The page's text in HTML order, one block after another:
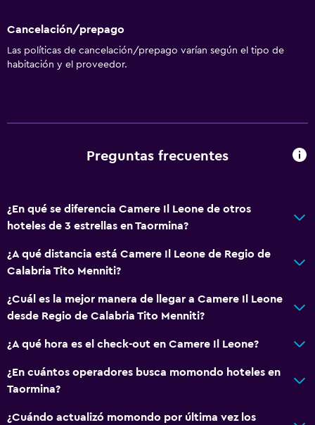
Cancelación/prepago
Las políticas de cancelación/prepago varían según el tipo de
habitación y el proveedor.
Preguntas frecuentes
¿En qué se diferencia Camere Il Leone de otros
hoteles de 3 estrellas en Taormina?
¿A qué distancia está Camere Il Leone de Regio de
Calabria Tito Menniti?
¿Cuál es la mejor manera de llegar a Camere Il Leone
desde Regio de Calabria Tito Menniti?
¿A qué hora es el check-out en Camere Il Leone?
¿En cuántos operadores busca momondo hoteles en
Taormina?
¿Cuándo actualizó momondo por última vez los